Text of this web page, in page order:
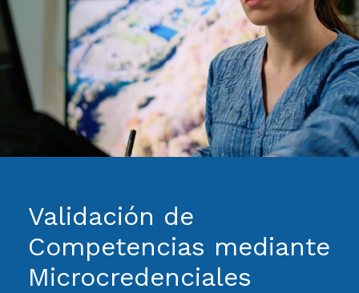
Validación de
Competencias mediante
Microcredenciales